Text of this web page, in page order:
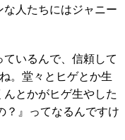
人たちにはジャニー
いるんで、信頼して
。堂々とヒゲとか生
とかがヒゲ生やした
？』ってなるんですけ